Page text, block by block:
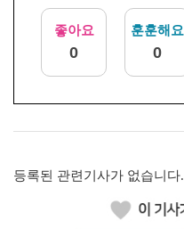
좋아요
0
훈훈해요
0
등록된 관련기사가 없습니다.